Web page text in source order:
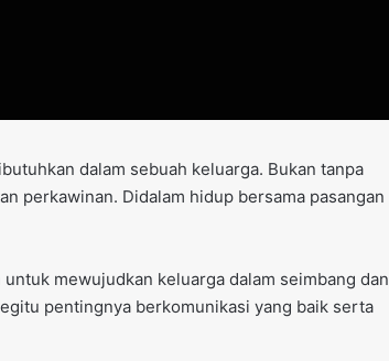
dalam sebuah keluarga. Bukan tanpa
perkawinan. Didalam hidup bersama pasangan
mewujudkan keluarga dalam seimbang dan
pentingnya berkomunikasi yang baik serta